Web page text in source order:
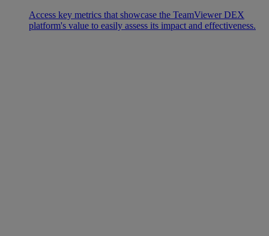
Access key metrics that showcase the TeamViewer DEX
platform's value to easily assess its impact and effectiveness.